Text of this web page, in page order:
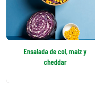
Ensalada de col, maíz y
cheddar